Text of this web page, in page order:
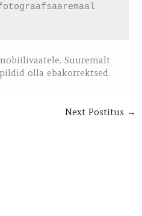
Suuremalt
olla ebakorrektsed.
Next Postitus →